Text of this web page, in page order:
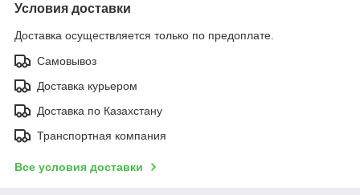
Условия доставки
Доставка осуществляется только по предоплате.
Самовывоз
Доставка курьером
Доставка по Казахстану
Транспортная компания
Все условия доставки